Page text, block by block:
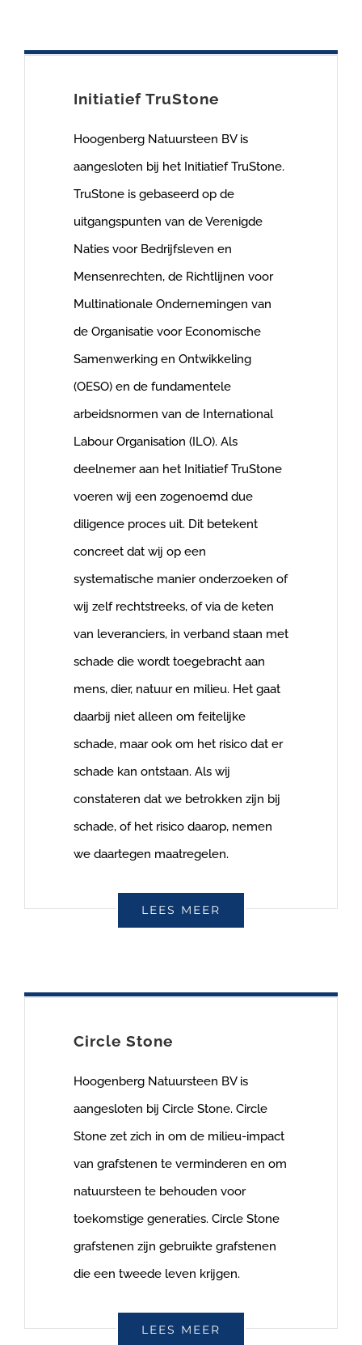
Initiatief TruStone
Hoogenberg Natuursteen BV is
aangesloten bij het Initiatief TruStone.
TruStone is gebaseerd op de
uitgangspunten van de Verenigde
Naties voor Bedrijfsleven en
Mensenrechten, de Richtlijnen voor
Multinationale Ondernemingen van
de Organisatie voor Economische
Samenwerking en Ontwikkeling
(OESO) en de fundamentele
arbeidsnormen van de International
Labour Organisation (ILO). Als
deelnemer aan het Initiatief TruStone
voeren wij een zogenoemd due
diligence proces uit. Dit betekent
concreet dat wij op een
systematische manier onderzoeken of
wij zelf rechtstreeks, of via de keten
van leveranciers, in verband staan met
schade die wordt toegebracht aan
mens, dier, natuur en milieu. Het gaat
daarbij niet alleen om feitelijke
schade, maar ook om het risico dat er
schade kan ontstaan. Als wij
constateren dat we betrokken zijn bij
schade, of het risico daarop, nemen
we daartegen maatregelen.
LEES MEER
Circle Stone
Hoogenberg Natuursteen BV is
aangesloten bij Circle Stone. Circle
Stone zet zich in om de milieu-impact
van grafstenen te verminderen en om
natuursteen te behouden voor
toekomstige generaties. Circle Stone
grafstenen zijn gebruikte grafstenen
die een tweede leven krijgen.
LEES MEER